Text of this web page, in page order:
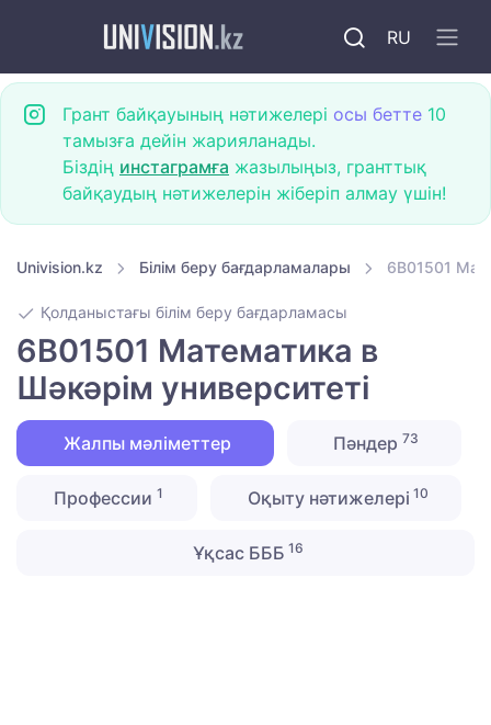
RU
Грант байқауының нәтижелері осы бетте 10
тамызға дейін жарияланады.
Біздің инстаграмға жазылыңыз, гранттық
байқаудың нәтижелерін жіберіп алмау үшін!
Univision.kz Білім беру бағдарламалары 6B01501
Қолданыстағы білім беру бағдарламасы
6B01501 Математика в
Шәкәрім университеті
Жалпы мәліметтер Пәндер 73
Профессии1 Оқыту нәтижелері 10
Ұқсас БББ 16